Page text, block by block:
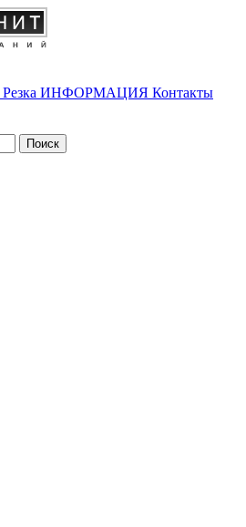
Резка ИНФОРМАЦИЯ Контакты
Поиск